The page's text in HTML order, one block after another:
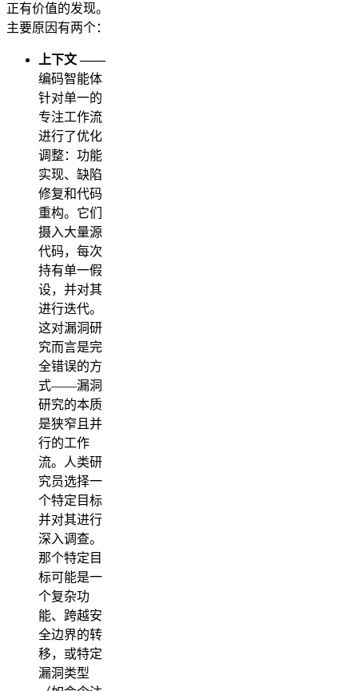
正有价值的发现。
主要原因有两个：
上下文 ——
编码智能体
针对单一的
专注工作流
进行了优化
调整：功能
实现、缺陷
修复和代码
重构。它们
摄入大量源
代码，每次
持有单一假
设，并对其
进行迭代。
这对漏洞研
究而言是完
全错误的方
式——漏洞
研究的本质
是狭窄且并
行的工作
流。人类研
究员选择一
个特定目标
并对其进行
深入调查。
那个特定目
标可能是一
个复杂功
能、跨越安
全边界的转
移，或特定
漏洞类型